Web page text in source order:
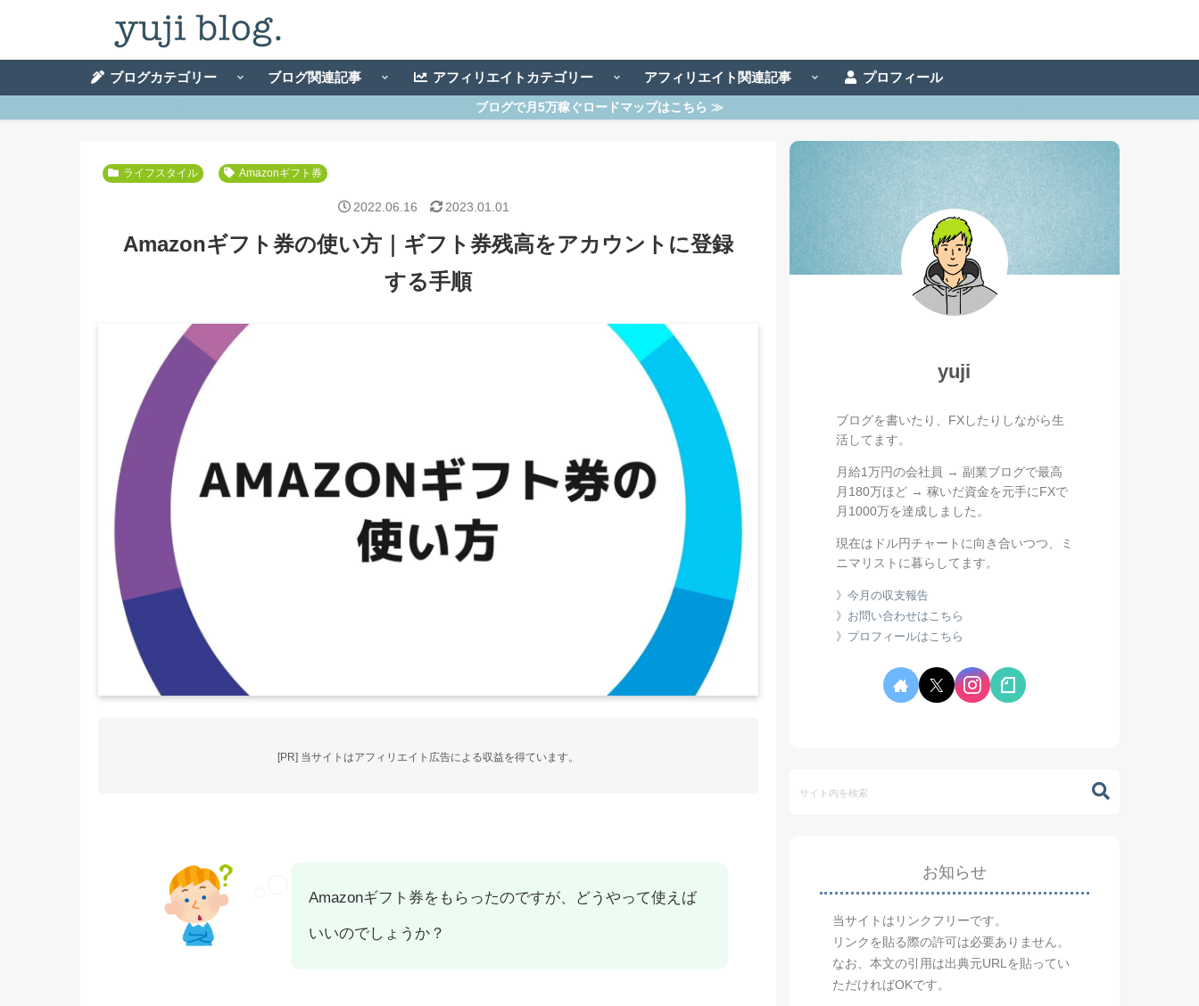
ブログカテゴリー ブログ関連記事 アフィリエイトカテゴリー アフィリエイト関連記事 プロフィール
ブログで月5万稼ぐロードマップはこちら ≫
ライフスタイル Amazonギフト券
Amazonギフト券の使い方｜ギフト券残高をアカウントに登録
する手順
2022.06.16 2023.01.01
[PR] 当サイトはアフィリエイト広告による収益を得ています。
Amazonギフト券をもらったのですが、どうやって使えば
いいのでしょうか？
yuji
ブログを書いたり、FXしたりしながら生
活してます。
月給1万円の会社員 → 副業ブログで最高
月180万ほど → 稼いだ資金を元手にFXで
月1000万を達成しました。
現在はドル円チャートに向き合いつつ、ミ
ニマリストに暮らしてます。
》今月の収支報告
》お問い合わせはこちら
》プロフィールはこちら
お知らせ
当サイトはリンクフリーです。
リンクを貼る際の許可は必要ありません。
なお、本文の引用は出典元URLを貼ってい
ただければOKです。